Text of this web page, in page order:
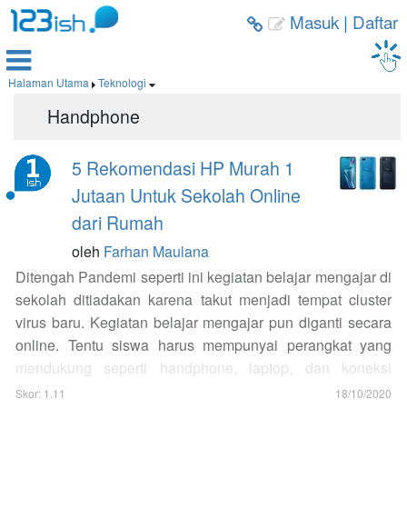
  Masuk| Daftar

Halaman Utama  Teknologi 
Handphone
5 Rekomendasi HP Murah 1
Jutaan Untuk Sekolah Online
dari Rumah
oleh Farhan Maulana
Ditengah Pandemi seperti ini kegiatan belajar mengajar di
sekolah ditiadakan karena takut menjadi tempat cluster
virus baru. Kegiatan belajar mengajar pun diganti secara
online. Tentu siswa harus mempunyai perangkat yang
mendukung seperti handphone, laptop, dan koneksi
internet. Banyak orang tua bingung memilih HP yang
Skor: 1.11 18/10/2020